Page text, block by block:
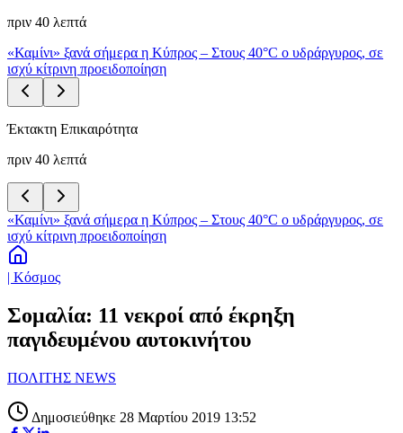
πριν 40 λεπτά
«Καμίνι» ξανά σήμερα η Κύπρος – Στους 40°C ο υδράργυρος, σε
ισχύ κίτρινη προειδοποίηση
Έκτακτη Επικαιρότητα
πριν 40 λεπτά
«Καμίνι» ξανά σήμερα η Κύπρος – Στους 40°C ο υδράργυρος, σε
ισχύ κίτρινη προειδοποίηση
| Κόσμος
Σομαλία: 11 νεκροί από έκρηξη
παγιδευμένου αυτοκινήτου
ΠΟΛΙΤΗΣ NEWS
Δημοσιεύθηκε 28 Μαρτίου 2019 13:52